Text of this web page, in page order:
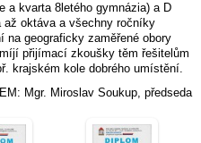
a kvarta 8letého gymnázia) a D
oktáva a všechny ročníky
geograficky zaměřené obory
přijímací zkoušky těm řešitelům
krajském kole dobrého umístění.
Mgr. Miroslav Soukup, předseda